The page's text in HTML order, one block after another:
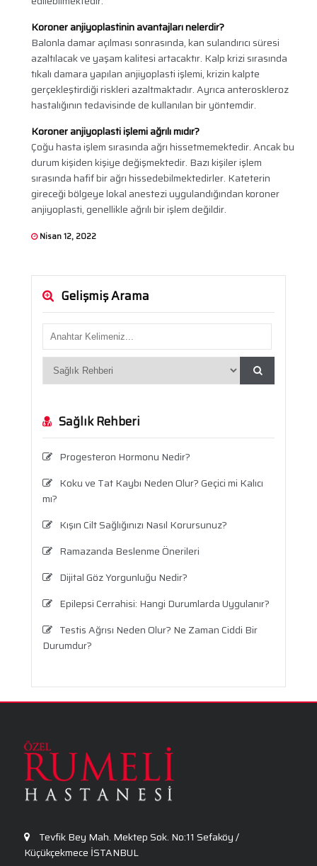
Koroner anjiyoplastinin avantajları nelerdir?
Balonla damar açılması sonrasında, kan sulandırıcı süresi
azaltılacak ve yaşam kalitesi artacaktır. Kalp krizi sırasında
tıkalı damara yapılan anjiyoplasti işlemi, krizin kalpte
gerçekleştirdiği riskleri azaltmaktadır. Ayrıca anteroskleroz
hastalığının tedavisinde de kullanılan bir yöntemdir.
Koroner anjiyoplasti işlemi ağrılı mıdır?
Çoğu hasta işlem sırasında ağrı hissetmemektedir. Ancak bu
durum kişiden kişiye değişmektedir. Bazı kişiler işlem
sırasında hafif bir ağrı hissedebilmektedirler. Kateterin
gireceği bölgeye lokal anestezi uygulandığından koroner
anjiyoplasti, genellikle ağrılı bir işlem değildir.
Nisan 12, 2022
Gelişmiş Arama
Sağlık Rehberi
Progesteron Hormonu Nedir?
Koku ve Tat Kaybı Neden Olur? Geçici mi Kalıcı
mı?
Kışın Cilt Sağlığınızı Nasıl Korursunuz?
Ramazanda Beslenme Önerileri
Dijital Göz Yorgunluğu Nedir?
Epilepsi Cerrahisi: Hangi Durumlarda Uygulanır?
Testis Ağrısı Neden Olur? Ne Zaman Ciddi Bir
Durumdur?
Aronya Faydaları Nelerdir?
Kalp Ritim Bozukluğu
Anksiyete Bozukluğu: Belirtiler, Nedenler, Tanı
ve Etkili Tedavi Seçenekleri
Tevfik Bey Mah. Mektep Sok. No:11 Sefaköy /
Küçükçekmece İSTANBUL